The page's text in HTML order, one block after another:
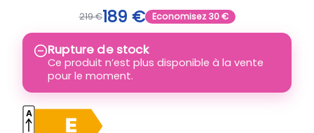
219€189 € Economisez 30€
Rupture de stock
Ce produit n’est plus disponible à la vente
pour le moment.